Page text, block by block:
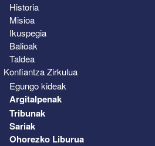
Historia
Misioa
Ikuspegia
Balioak
Taldea
Konfiantza Zirkulua
Egungo kideak
Argitalpenak
Tribunak
Sariak
Ohorezko Liburua